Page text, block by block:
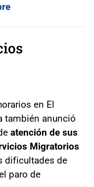
en El
también anunció
atención de sus
Migratorios
dificultades de
paro de